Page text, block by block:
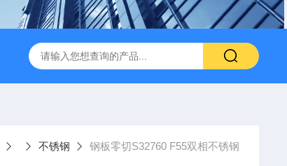
2205不锈钢六角钢管 圆钢零切3CR2W8V模具钢
不锈钢 钢板零切S32760 F55双相不锈钢